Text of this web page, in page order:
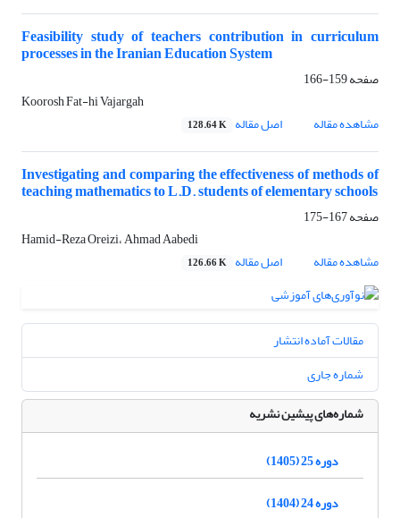
Feasibility study of teachers contribution in curriculum
processes in the Iranian Education System
صفحه159-166
Koorosh Fat-hi Vajargah
مشاهده مقاله
اصل مقاله 128.64 K
Investigating and comparing the effectiveness of methods of
teaching mathematics to L.D. students of elementary schools
صفحه167-175
Hamid-Reza Oreizi، Ahmad Aabedi
مشاهده مقاله
اصل مقاله 126.66 K
مقالات آماده انتشار
شماره جاری
شماره‌های پیشین نشریه
دوره 25 (1405)
دوره 24 (1404)